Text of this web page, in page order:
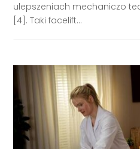
ulepszeniach mechaniczo
[4]. Taki facelift...